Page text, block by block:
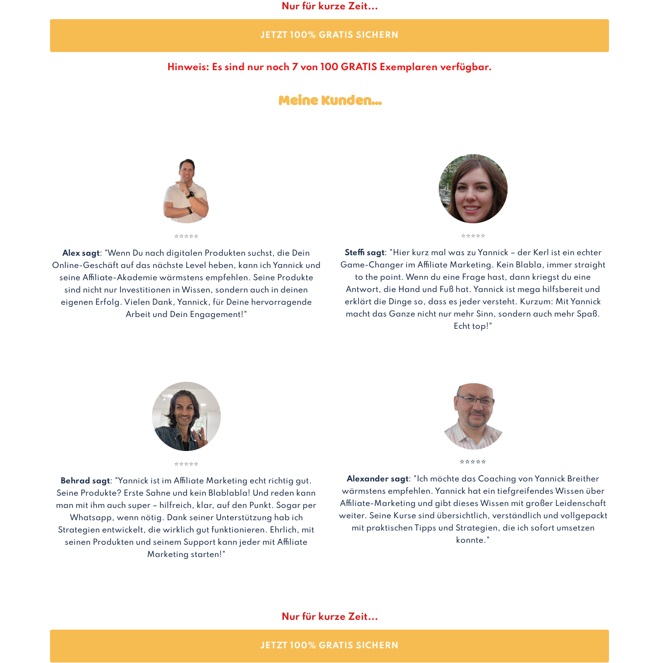
Nur für kurze Zeit...
JETZT 100% GRATIS SICHERN
Hinweis: Es sind nur noch 7 von 100 GRATIS Exemplaren verfügbar.
Meine Kunden...
⭐⭐⭐⭐⭐
Alex sagt: "Wenn Du nach digitalen Produkten suchst, die Dein
Online-Geschäft auf das nächste Level heben, kann ich Yannick und
seine Affiliate-Akademie wärmstens empfehlen. Seine Produkte
sind nicht nur Investitionen in Wissen, sondern auch in deinen
eigenen Erfolg. Vielen Dank, Yannick, für Deine hervorragende
Arbeit und Dein Engagement!"
⭐⭐⭐⭐⭐
Steffi sagt: "Hier kurz mal was zu Yannick – der Kerl ist ein echter
Game-Changer im Affiliate Marketing. Kein Blabla, immer straight
to the point. Wenn du eine Frage hast, dann kriegst du eine
Antwort, die Hand und Fuß hat. Yannick ist mega hilfsbereit und
erklärt die Dinge so, dass es jeder versteht. Kurzum: Mit Yannick
macht das Ganze nicht nur mehr Sinn, sondern auch mehr Spaß.
Echt top!"
⭐⭐⭐⭐⭐
Behrad sagt: "Yannick ist im Affiliate Marketing echt richtig gut.
Seine Produkte? Erste Sahne und kein Blablabla! Und reden kann
man mit ihm auch super – hilfreich, klar, auf den Punkt. Sogar per
Whatsapp, wenn nötig. Dank seiner Unterstützung hab ich
Strategien entwickelt, die wirklich gut funktionieren. Ehrlich, mit
seinen Produkten und seinem Support kann jeder mit Affiliate
Marketing starten!"
⭐⭐⭐⭐⭐
Alexander sagt: "Ich möchte das Coaching von Yannick Breither
wärmstens empfehlen. Yannick hat ein tiefgreifendes Wissen über
Affiliate-Marketing und gibt dieses Wissen mit großer Leidenschaft
weiter. Seine Kurse sind übersichtlich, verständlich und vollgepackt
mit praktischen Tipps und Strategien, die ich sofort umsetzen
konnte."
Nur für kurze Zeit...
JETZT 100% GRATIS SICHERN